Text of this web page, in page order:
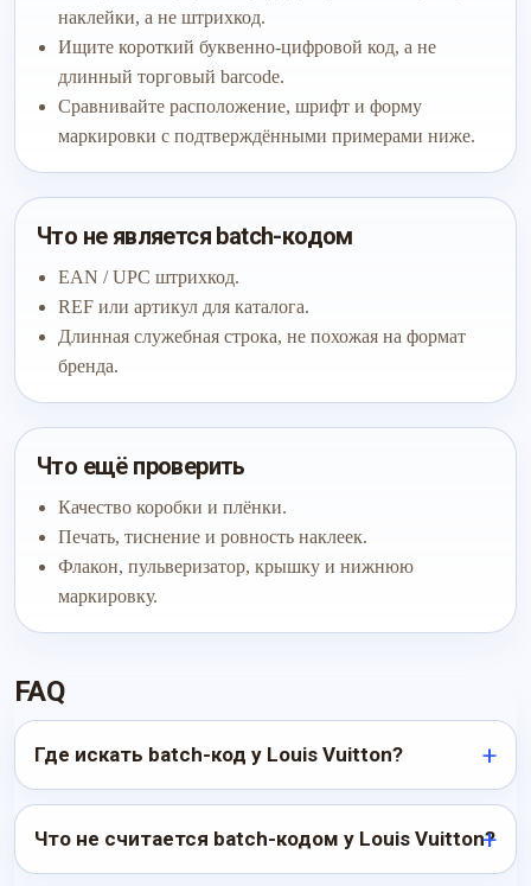
наклейки, а не штрихкод.
Ищите короткий буквенно-цифровой код, а не
длинный торговый barcode.
Сравнивайте расположение, шрифт и форму
маркировки с подтверждёнными примерами ниже.
Что не является batch-кодом
EAN / UPC штрихкод.
REF или артикул для каталога.
Длинная служебная строка, не похожая на формат
бренда.
Что ещё проверить
Качество коробки и плёнки.
Печать, тиснение и ровность наклеек.
Флакон, пульверизатор, крышку и нижнюю
маркировку.
FAQ
Где искать batch-код у Louis Vuitton?
Что не считается batch-кодом у Louis Vuitton?